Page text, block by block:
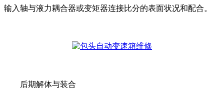
输入轴与液力耦合器或变矩器连接比分的表面状况和配合。
后期解体与装合